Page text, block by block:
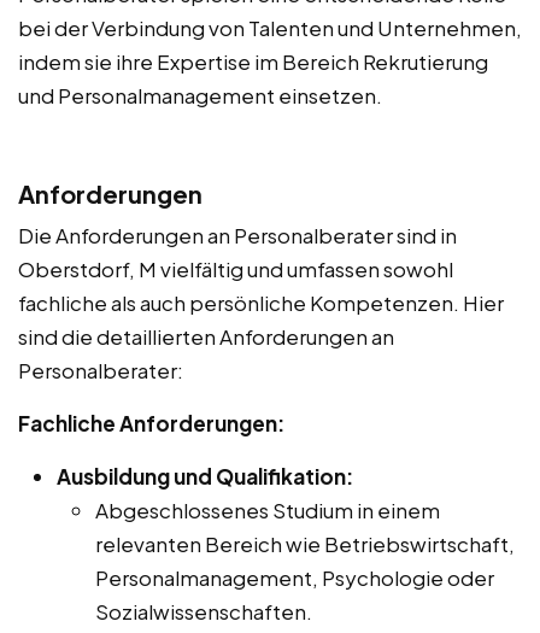
bei der Verbindung von Talenten und Unternehmen,
indem sie ihre Expertise im Bereich Rekrutierung
und Personalmanagement einsetzen.
Anforderungen
Die Anforderungen an Personalberater sind in
Oberstdorf, M vielfältig und umfassen sowohl
fachliche als auch persönliche Kompetenzen. Hier
sind die detaillierten Anforderungen an
Personalberater:
Fachliche Anforderungen:
Ausbildung und Qualifikation:
Abgeschlossenes Studium in einem
relevanten Bereich wie Betriebswirtschaft,
Personalmanagement, Psychologie oder
Sozialwissenschaften.